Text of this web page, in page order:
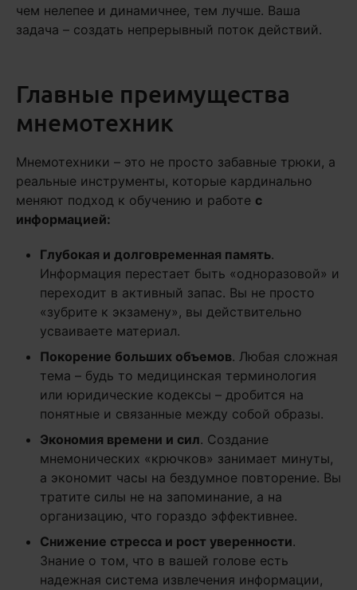
чем нелепее и динамичнее, тем лучше. Ваша
задача – создать непрерывный поток действий.
Главные преимущества
мнемотехник
Мнемотехники – это не просто забавные трюки, а
реальные инструменты, которые кардинально
меняют подход к обучению и работе с
информацией:
Глубокая и долговременная память.
Информация перестает быть «одноразовой» и
переходит в активный запас. Вы не просто
«зубрите к экзамену», вы действительно
усваиваете материал.
Покорение больших объемов. Любая сложная
тема – будь то медицинская терминология
или юридические кодексы – дробится на
понятные и связанные между собой образы.
Экономия времени и сил. Создание
мнемонических «крючков» занимает минуты,
а экономит часы на бездумное повторение. Вы
тратите силы не на запоминание, а на
организацию, что гораздо эффективнее.
Снижение стресса и рост уверенности.
Знание о том, что в вашей голове есть
надежная система извлечения информации,